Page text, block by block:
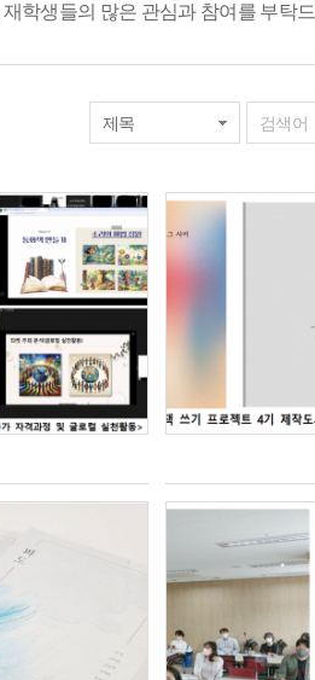
재학생들의 많은 관심과 참여를 부탁